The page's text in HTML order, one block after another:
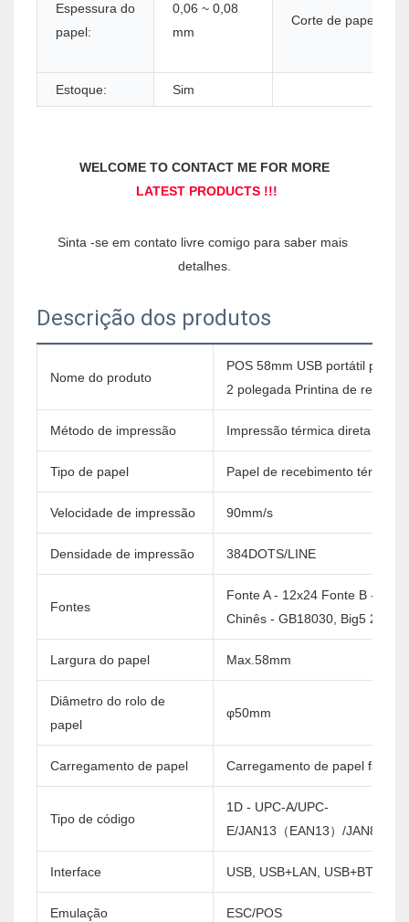
Espessura do
papel:
0,06 ~ 0,08
mm
Corte de papel:
Estoque: Sim
Sinta -se em contato livre comigo para saber mais
Descrição dos produtos
Nome do produto
POS 58mm USB portátil
2 polegada Printina de
Método de impressão Impressão térmica direta
Tipo de papel Papel de recebimento térmico
Velocidade de impressão 90mm/s
Densidade de impressão 384DOTS/LINE
Fontes
Fonte A - 12x24 Fonte B - 9x17
Chinês - GB18030, Big5
Largura do papel Max.58mm
Diâmetro do rolo de
papel
φ50mm
Carregamento de papel Carregamento de papel fácil
Tipo de código
1D - UPC-A/UPC-
E/JAN13（EAN13）/JAN8（
Interface USB, USB+LAN, USB+BT,
Emulação ESC/POS